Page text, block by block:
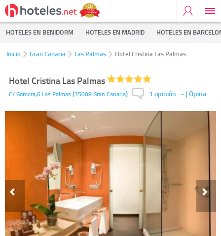
HOTELES EN BENIDORM HOTELES EN MADRID HOTELES EN
Inicio Gran Canaria Las Palmas Hotel Cristina Las Palmas
Hotel Cristina Las Palmas
C/ Gomera,6 Las Palmas (35008Gran Canaria) 1 opinión - | Opina